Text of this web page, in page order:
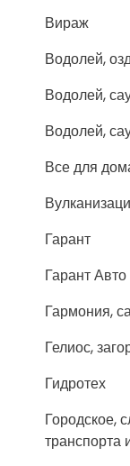
Вираж
Водолей,
Водолей,
Водолей,
Все для
Гарант
Гарант Авто
Гармония,
Гелиос,
Гидротех
Городское,
транспорта